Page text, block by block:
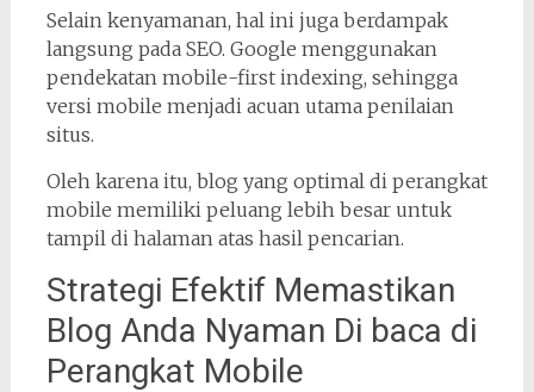
Selain kenyamanan, hal ini juga berdampak
langsung pada SEO. Google menggunakan
pendekatan mobile-first indexing, sehingga
versi mobile menjadi acuan utama penilaian
situs.
Oleh karena itu, blog yang optimal di perangkat
mobile memiliki peluang lebih besar untuk
tampil di halaman atas hasil pencarian.
Strategi Efektif Memastikan
Blog Anda Nyaman Di baca di
Perangkat Mobile